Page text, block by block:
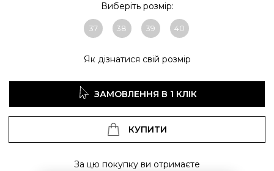
Виберіть розмір:
37 38 39 40
Як дізнатися свій розмір
ЗАМОВЛЕННЯ В 1 КЛІК
КУПИТИ
За цю покупку ви отримаєте